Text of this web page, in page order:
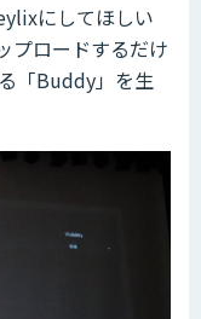
にしてほしい
プロードするだけ
「Buddy」を生